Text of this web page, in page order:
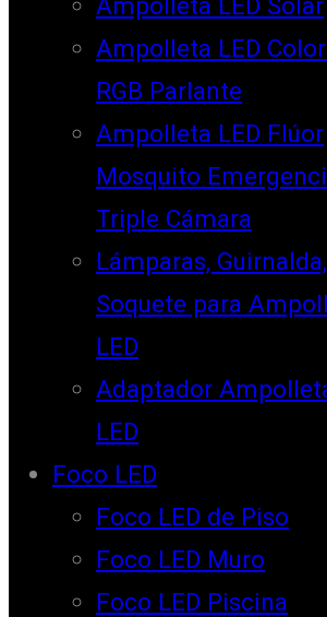
Ampolleta LED
RGB Parlante
Ampolleta LED Flúor
Mosquito
Triple Cámara
Lámparas, Guirnalda,
Soquete para
LED
Adaptador
LED
Foco LED
Foco LED de Piso
Foco LED Muro
Foco LED Piscina